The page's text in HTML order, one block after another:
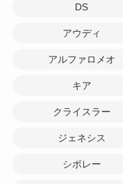
DS
アウディ
アルファロメオ
キア
クライスラー
ジェネシス
シボレー